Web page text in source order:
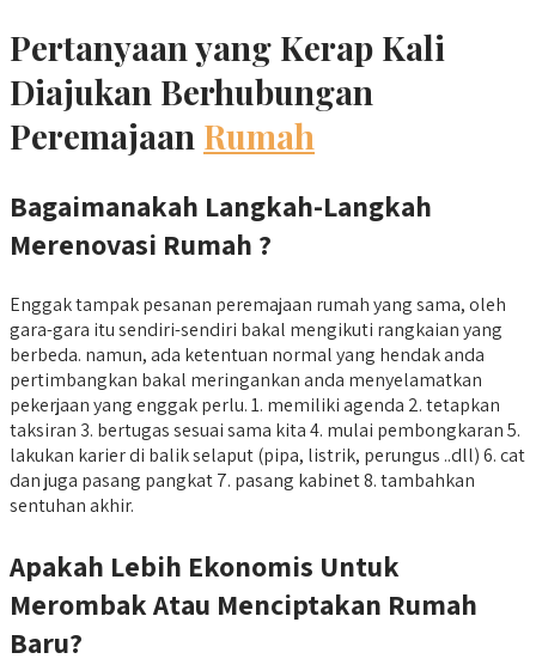
Pertanyaan yang Kerap Kali
Diajukan Berhubungan
Peremajaan Rumah
Bagaimanakah Langkah-Langkah
Merenovasi Rumah ?
Enggak tampak pesanan peremajaan rumah yang sama, oleh
gara-gara itu sendiri-sendiri bakal mengikuti rangkaian yang
berbeda. namun, ada ketentuan normal yang hendak anda
pertimbangkan bakal meringankan anda menyelamatkan
pekerjaan yang enggak perlu. 1. memiliki agenda 2. tetapkan
taksiran 3. bertugas sesuai sama kita 4. mulai pembongkaran 5.
lakukan karier di balik selaput (pipa, listrik, perungus ..dll) 6. cat
dan juga pasang pangkat 7. pasang kabinet 8. tambahkan
sentuhan akhir.
Apakah Lebih Ekonomis Untuk
Merombak Atau Menciptakan Rumah
Baru?